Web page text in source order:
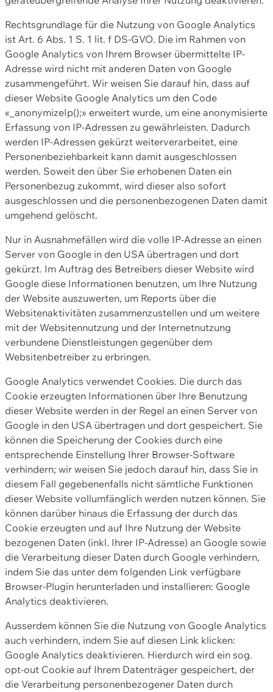
Rechtsgrundlage für die Nutzung von Google Analytics
ist Art. 6 Abs. 1 S. 1 lit. f DS-GVO. Die im Rahmen von
Google Analytics von Ihrem Browser übermittelte IP-
Adresse wird nicht mit anderen Daten von Google
zusammengeführt. Wir weisen Sie darauf hin, dass auf
dieser Website Google Analytics um den Code
«_anonymizeIp();» erweitert wurde, um eine anonymisierte
Erfassung von IP-Adressen zu gewährleisten. Dadurch
werden IP-Adressen gekürzt weiterverarbeitet, eine
Personenbeziehbarkeit kann damit ausgeschlossen
werden. Soweit den über Sie erhobenen Daten ein
Personenbezug zukommt, wird dieser also sofort
ausgeschlossen und die personenbezogenen Daten damit
umgehend gelöscht.
Nur in Ausnahmefällen wird die volle IP-Adresse an einen
Server von Google in den USA übertragen und dort
gekürzt. Im Auftrag des Betreibers dieser Website wird
Google diese Informationen benutzen, um Ihre Nutzung
der Website auszuwerten, um Reports über die
Websitenaktivitäten zusammenzustellen und um weitere
mit der Websitennutzung und der Internetnutzung
verbundene Dienstleistungen gegenüber dem
Websitenbetreiber zu erbringen.
Google Analytics verwendet Cookies. Die durch das
Cookie erzeugten Informationen über Ihre Benutzung
dieser Website werden in der Regel an einen Server von
Google in den USA übertragen und dort gespeichert. Sie
können die Speicherung der Cookies durch eine
entsprechende Einstellung Ihrer Browser-Software
verhindern; wir weisen Sie jedoch darauf hin, dass Sie in
diesem Fall gegebenenfalls nicht sämtliche Funktionen
dieser Website vollumfänglich werden nutzen können. Sie
können darüber hinaus die Erfassung der durch das
Cookie erzeugten und auf Ihre Nutzung der Website
bezogenen Daten (inkl. Ihrer IP-Adresse) an Google sowie
die Verarbeitung dieser Daten durch Google verhindern,
indem Sie das unter dem folgenden Link verfügbare
Browser-Plugin herunterladen und installieren: Google
Analytics deaktivieren.
Ausserdem können Sie die Nutzung von Google Analytics
auch verhindern, indem Sie auf diesen Link klicken:
Google Analytics deaktivieren. Hierdurch wird ein sog.
opt-out Cookie auf Ihrem Datenträger gespeichert, der
die Verarbeitung personenbezogener Daten durch